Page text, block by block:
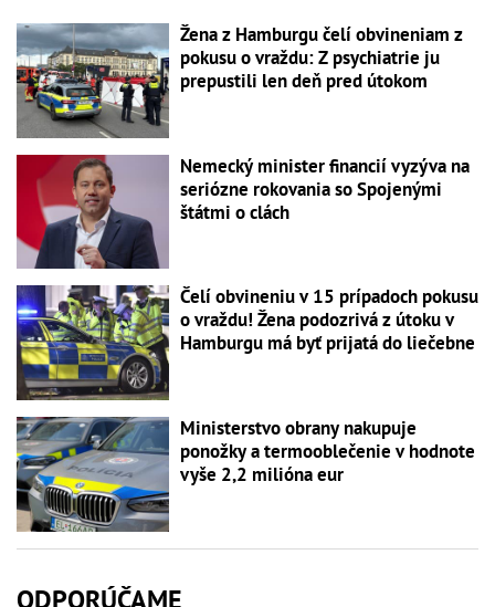
Žena z Hamburgu čelí obvineniam z
pokusu o vraždu: Z psychiatrie ju
prepustili len deň pred útokom
Nemecký minister financií vyzýva na
seriózne rokovania so Spojenými
štátmi o clách
Čelí obvineniu v 15 prípadoch pokusu
o vraždu! Žena podozrivá z útoku v
Hamburgu má byť prijatá do liečebne
Ministerstvo obrany nakupuje
ponožky a termooblečenie v hodnote
vyše 2,2 milióna eur
ODPORÚČAME